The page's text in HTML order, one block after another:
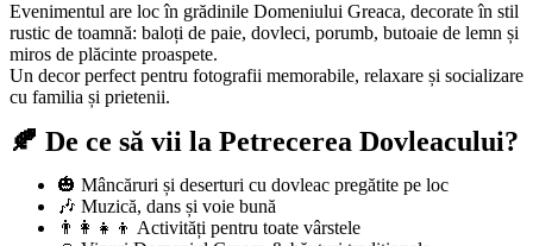
Evenimentul are loc în grădinile Domeniului Greaca, decorate în stil
rustic de toamnă: baloți de paie, dovleci, porumb, butoaie de lemn și
miros de plăcinte proaspete.
Un decor perfect pentru fotografii memorabile, relaxare și socializare
cu familia și prietenii.
🍂 De ce să vii la Petrecerea Dovleacului?
🎃 Mâncăruri și deserturi cu dovleac pregătite pe loc
🎶 Muzică, dans și voie bună
👨‍👩‍👧‍👦 Activități pentru toate vârstele